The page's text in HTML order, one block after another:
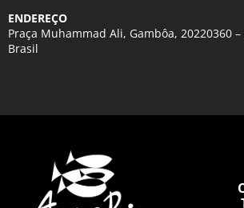
ENDEREÇO
Praça Muhammad Ali, Gambôa, 20220360 –
Brasil